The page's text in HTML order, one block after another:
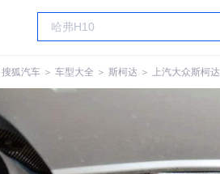
搜狐汽车 ＞ 车型大全 ＞ 斯柯达 ＞ 上汽大众斯柯达